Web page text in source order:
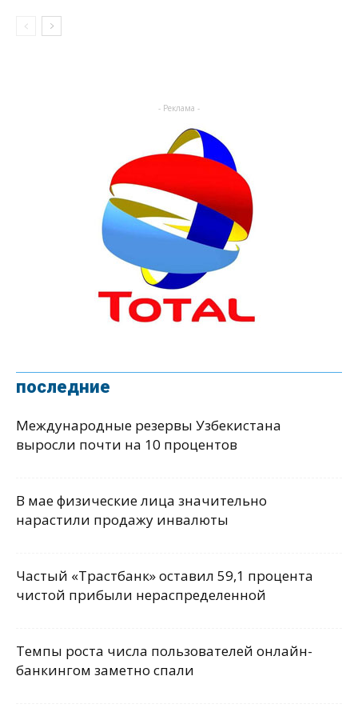
- Реклама -
последние
Международные резервы Узбекистана
выросли почти на 10 процентов
В мае физические лица значительно
нарастили продажу инвалюты
Частый «Трастбанк» оставил 59,1 процента
чистой прибыли нераспределенной
Темпы роста числа пользователей онлайн-
банкингом заметно спали